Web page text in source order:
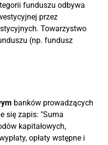
funduszu odbywa
przez
Towarzystwo
(np. fundusz
banków prowadzących
się zapis: "Suma
kapitałowych,
opłaty wstępne i